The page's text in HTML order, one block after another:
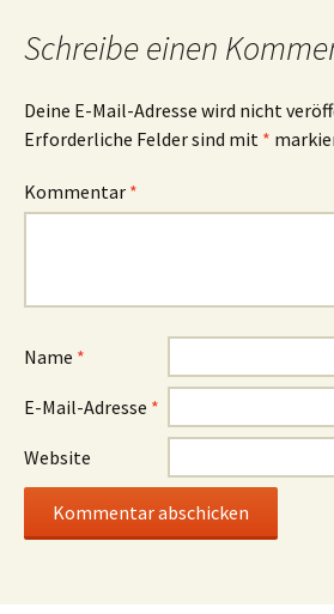
Schreibe einen
Deine E-Mail-Adresse wird nicht
Erforderliche Felder sind mit *
Kommentar *
Name *
E-Mail-Adresse *
Website